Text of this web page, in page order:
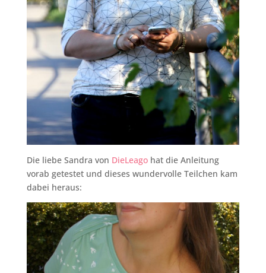
Die liebe Sandra von DieLeagohat die Anleitung
vorab getestet und dieses wundervolle Teilchen kam
dabei heraus: